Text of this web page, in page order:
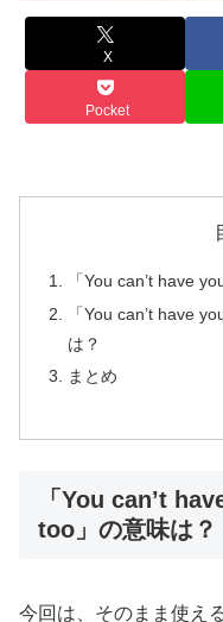
X
Pocket
「You can’t have
「You can’t have
は？
まとめ
「You can’t
too」の意味は？
今回は、そのまま使え